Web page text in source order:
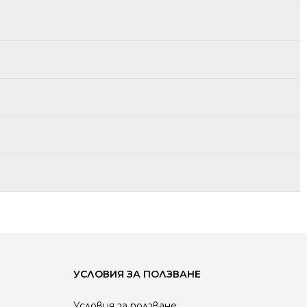
и контролера/димера. Подходящи за малки
за по-големи помещения или когато контролерът
УСЛОВИЯ ЗА ПОЛЗВАНЕ